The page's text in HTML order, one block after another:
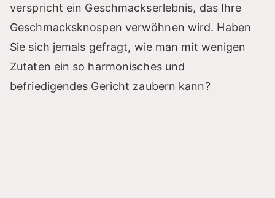
verspricht ein Geschmackserlebnis, das Ihre
Geschmacksknospen verwöhnen wird. Haben
Sie sich jemals gefragt, wie man mit wenigen
Zutaten ein so harmonisches und
befriedigendes Gericht zaubern kann?